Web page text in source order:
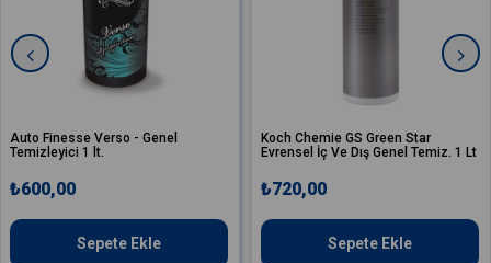
Finesse Verso - Genel
1 lt.
Sepete Ekle
Koch Chemie GS Green Star
Evrensel İç Ve Dış Genel Temiz. 1 Lt
₺720,00
Sepete Ekle